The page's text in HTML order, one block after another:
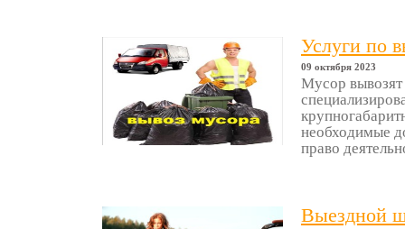
Услуги по
09 октября 2023
Мусор
необходимые
право
Выездной